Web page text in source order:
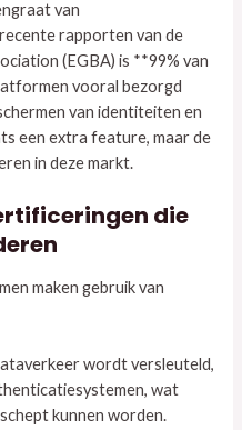
van
rapporten van de
(EGBA) is **99% van
vooral bezorgd
van identiteiten en
een extra feature, maar de
in deze markt.
die
maken gebruik van
wordt versleuteld,
wat
kunnen worden.